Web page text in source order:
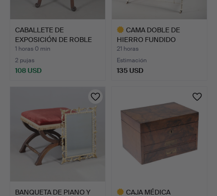
CABALLETE DE
EXPOSICIÓN DE ROBLE
DE FINALE…
1 horas 0 min
2 pujas
108 USD
CAMA DOBLE DE
HIERRO FUNDIDO
PINTADO VICTO…
21 horas
Estimación
135 USD
BANQUETA DE PIANO Y
CAJA MÉDICA